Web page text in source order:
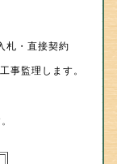
・直接契約
監理します。